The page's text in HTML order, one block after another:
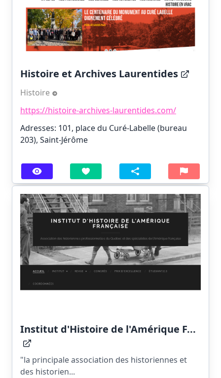
Histoire et Archives Laurentides
Histoire
https://histoire-archives-laurentides.com/
Adresses: 101, place du Curé-Labelle (bureau
203), Saint-Jérôme
Institut d'Histoire de l'Amérique F...
"la principale association des historiennes et
des historien...